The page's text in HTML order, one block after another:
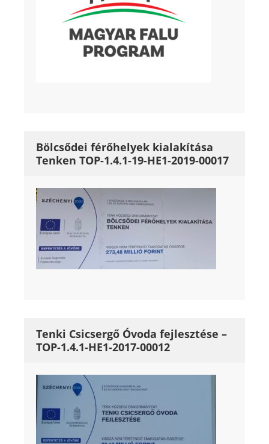
Bölcsődei férőhelyek kialakítása
Tenken TOP-1.4.1-19-HE1-2019-00017
Tenki Csicsergő Óvoda fejlesztése –
TOP-1.4.1-HE1-2017-00012